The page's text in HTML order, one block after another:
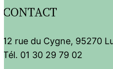
CONTACT
12 rue du Cygne, 95270
Tél. 01 30 29 79 02